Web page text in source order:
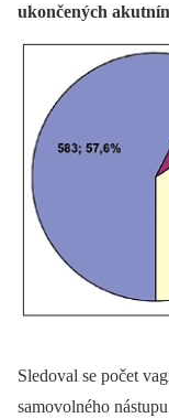
ukončených
Sledoval se počet
samovolného